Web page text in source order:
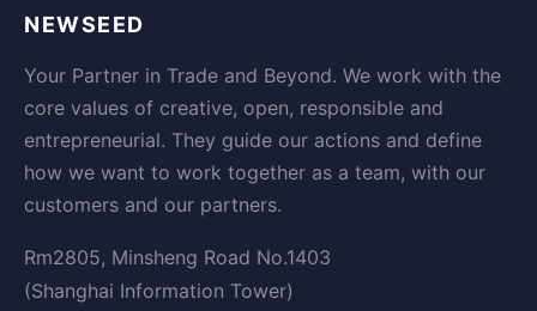
NEWSEED
Your Partner in Trade and Beyond. We work with the
core values of creative, open, responsible and
entrepreneurial. They guide our actions and define
how we want to work together as a team, with our
customers and our partners.
Rm2805, Minsheng Road No.1403
(Shanghai Information Tower)